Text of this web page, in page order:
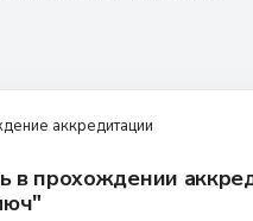
в прохождении